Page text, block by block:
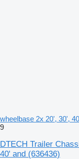
wheelbase 2x 20', 30',
9
DTECH Trailer
40' and (636436)